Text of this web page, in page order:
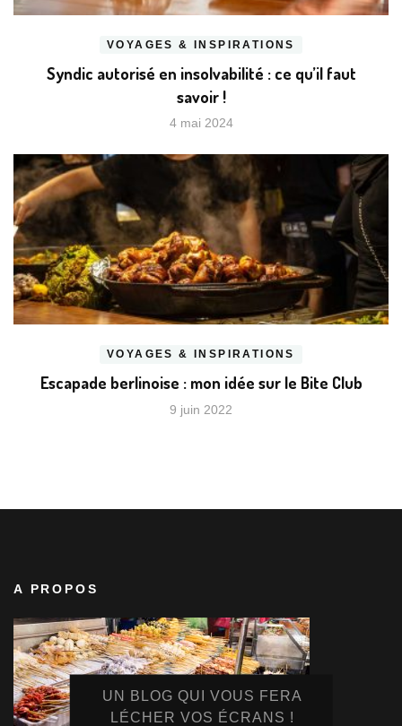
VOYAGES & INSPIRATIONS
Syndic autorisé en insolvabilité : ce qu’il faut
savoir !
4 mai 2024
VOYAGES & INSPIRATIONS
Escapade berlinoise : mon idée sur le Bite Club
9 juin 2022
A PROPOS
UN BLOG QUI VOUS FERA
LÉCHER VOS ÉCRANS !